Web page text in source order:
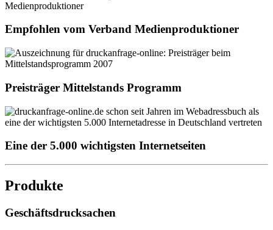
Empfohlen vom Verband Medienproduktioner
Preisträger Mittelstands Programm
Eine der 5.000 wichtigsten Internetseiten
Produkte
Geschäftsdrucksachen